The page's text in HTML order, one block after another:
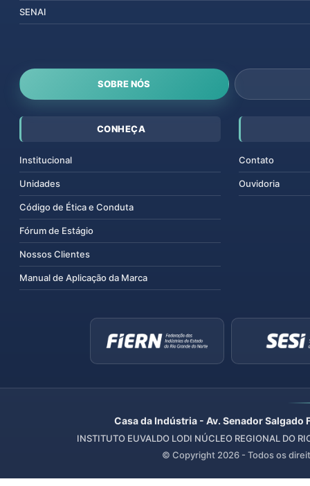
SENAI
SOBRE NÓS
CONHEÇA
Institucional
Unidades
Código de Ética e Conduta
Fórum de Estágio
Nossos Clientes
Manual de Aplicação da Marca
Contato
Ouvidoria
Casa da Indústria - Av. Senador
INSTITUTO EUVALDO LODI NÚCLEO REGIONAL DO
© Copyright 2026 - Todos os